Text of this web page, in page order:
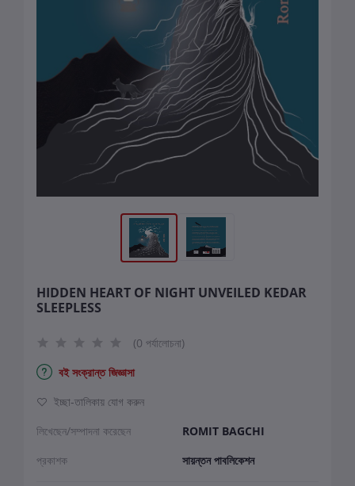
HIDDEN HEART OF NIGHT UNVEILED KEDAR
SLEEPLESS
(0 পর্যালোচনা)
বই সংক্রান্ত জিজ্ঞাসা
ইচ্ছা-তালিকায় যোগ করুন
লিখেছেন/সম্পাদনা করেছেন
ROMIT BAGCHI
প্রকাশক
সায়ন্তন পাবলিকেশন